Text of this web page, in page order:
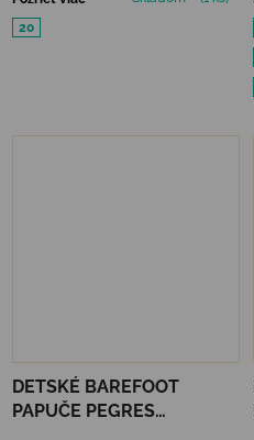
20
DETSKÉ BAREFOOT
PAPUČE PEGRES